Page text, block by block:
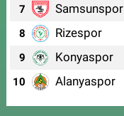
7 Samsunspor
8 Rizespor
9 Konyaspor
10 Alanyaspor